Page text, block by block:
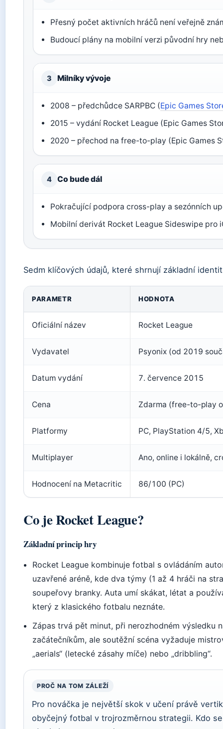
Přesný počet aktivních hráčů není veřejně
Budoucí plány na mobilní verzi původní hry
3 Milníky vývoje
2008 – předchůdce SARPBC (Epic Games
2015 – vydání Rocket League (Epic Games
2020 – přechod na free-to-play (Epic Games
4 Co bude dál
Pokračující podpora cross-play a sezónních
Mobilní derivát Rocket League Sideswipe pro
Sedm klíčových údajů, které shrnují základní
PARAMETR HODNOTA
Oficiální název Rocket League
Vydavatel Psyonix (od 2019
Datum vydání 7. července 2015
Cena Zdarma (free-to-play
Platformy PC, PlayStation 4/5,
Multiplayer Ano, online i lokálně,
Hodnocení na Metacritic 86/100 (PC)
Co je Rocket League?
Základní princip hry
Rocket League kombinuje fotbal s ovládáním
uzavřené aréně, kde dva týmy (1 až 4 hráči na
soupeřovy branky. Auta umí skákat, létat a
který z klasického fotbalu neznáte.
Zápas trvá pět minut, při nerozhodném výsledku
začátečníkům, ale soutěžní scéna vyžaduje
„aerials“ (letecké zásahy míče) nebo „dribbling“.
PROČ NA TOM ZÁLEŽÍ
Pro nováčka je největší skok v učení právě
obyčejný fotbal v trojrozměrnou strategii. Kdo